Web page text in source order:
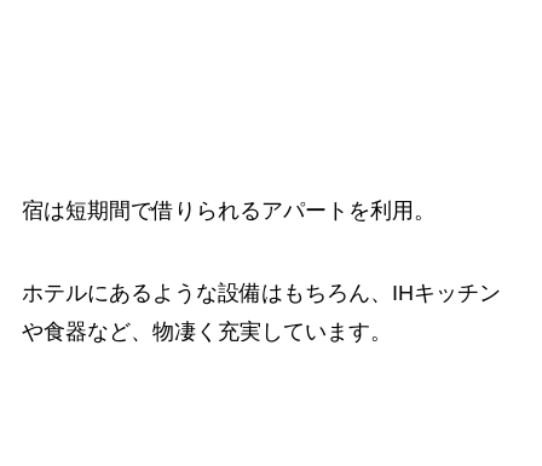
宿は短期間で借りられるアパートを利用。
ホテルにあるような設備はもちろん、IHキッチン
や食器など、物凄く充実しています。